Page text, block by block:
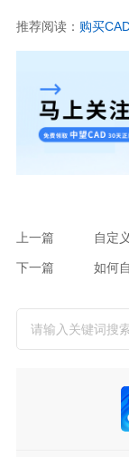
推荐阅读： 购买
上一篇 自定
下一篇